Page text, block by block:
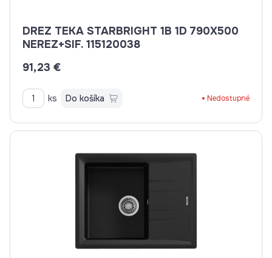
DREZ TEKA STARBRIGHT 1B 1D 790X500
NEREZ+SIF. 115120038
91,23 €
ks Do košíka Nedostupné